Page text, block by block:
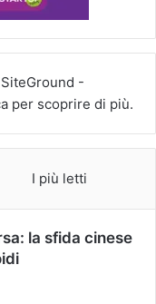
I più letti
la sfida cinese